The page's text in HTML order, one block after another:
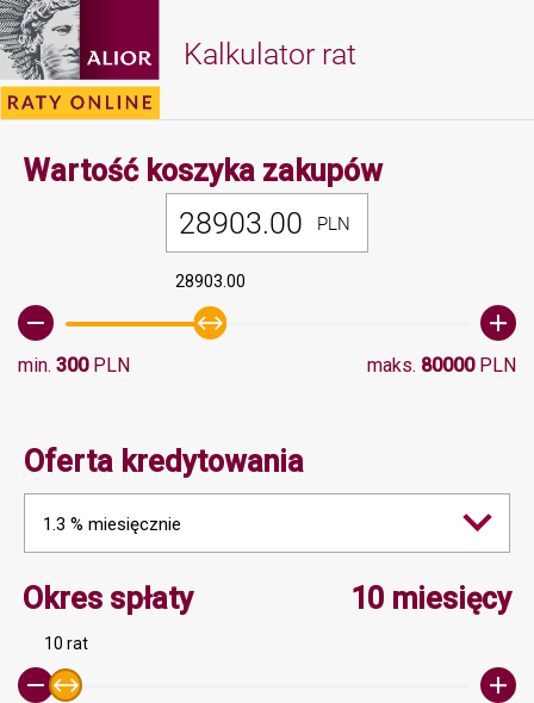
Kalkulator rat
Wartość koszyka zakupówMinimalna
PLN
28903.00
min. 300PLN maks. 80000PLN
Oferta kredytowania
1.3 % miesięcznie
Okres spłatyMinimalna wartość 10,
10 miesięcy
10 rat